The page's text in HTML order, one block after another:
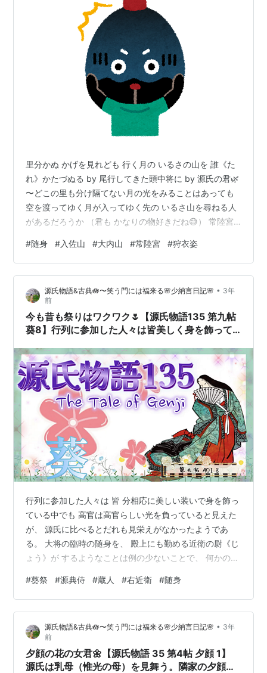
里分かぬ かげを見れども 行く月の いるさの山を 誰《た
れ》かたづぬる by 尾行してきた頭中将に by 源氏の君🌿
〜どこの里も分け隔てない月の光をみることはあっても
空を渡ってゆく月が入ってゆく先の いるさ山を尋ねる人
があるだろうか （君も かなりの物好きだね😅） 常陸宮
ざわざ貧弱なのにして、狩衣姿で変装💦 さすが、文武両
道 生まれの良い完璧聖人の貴公子🤴 小さなことも手を抜
きませぬ🤣 物好きなストーカーかいっ！(◎_◎;) と、一瞬
思ったりもするけど、 実は、頭中将の妹は、葵の上 つま
り 源氏の正室👸 そりゃ義理の兄貴としては、 源氏の…
#随身 #入佐山 #大内山 #常陸宮 #狩衣姿
源氏物語&古典🪷〜笑う門には福来る🌸少納言日記🌸 • 3年
前
今も昔も祭りはワクワク🌷【源氏物語135 第九帖
葵8】行列に参加した人々は皆美しく身を飾って
夢中である。
行列に参加した人々は 皆 分相応に美しい装いで身を飾っ
ている中でも 高官は高官らしい光を負っていると見えた
が、 源氏に比べるとだれも見栄えがなかったようであ
る。 大将の臨時の随身を、 殿上にも勤める近衛の尉《じ
ょう》が するようなことは例の少ないことで、 何かの晴
蔵人《くろうど》を兼ねた右近衛《うこんえ》の尉が 源
氏に従っていた。 そのほかの随身も顔姿ともによい者ば
かりが選ばれてあって、 源氏が世の中で重んぜられてい
ることは、 こんな時にもよく見えた。 この人にはなびか
ぬ草木もないこの世であった。 壺装束《つぼしょうぞ
く》といって頭の髪の上か…
#葵祭 #源典侍 #蔵人 #右近衛 #随身
源氏物語&古典🪷〜笑う門には福来る🌸少納言日記🌸 • 3年
前
夕顔の花の女君🌼【源氏物語 35 第4帖 夕顔 1】
源氏は乳母（惟光の母）を見舞う。隣家の夕顔の